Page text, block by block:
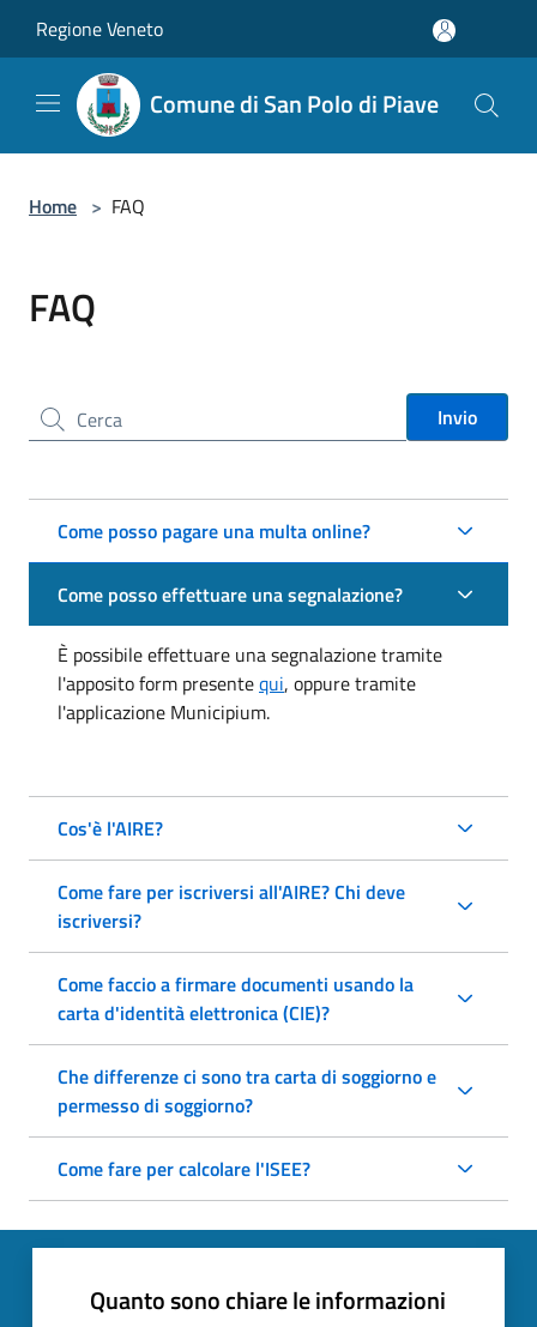
Regione Veneto
Comune di San Polo di Piave
Home > FAQ
FAQ
Cerca nel sito Invio
Come posso pagare una multa online?
Come posso effettuare una segnalazione?
È possibile effettuare una segnalazione tramite
l'apposito form presentequi, oppure tramite
l'applicazione Municipium.
Cos'è l'AIRE?
Come fare per iscriversi all'AIRE? Chi deve
iscriversi?
Come faccio a firmare documenti usando la
carta d'identità elettronica (CIE)?
Che differenze ci sono tra carta di soggiorno e
permesso di soggiorno?
Come fare per calcolare l'ISEE?
Quanto sono chiare le informazioni